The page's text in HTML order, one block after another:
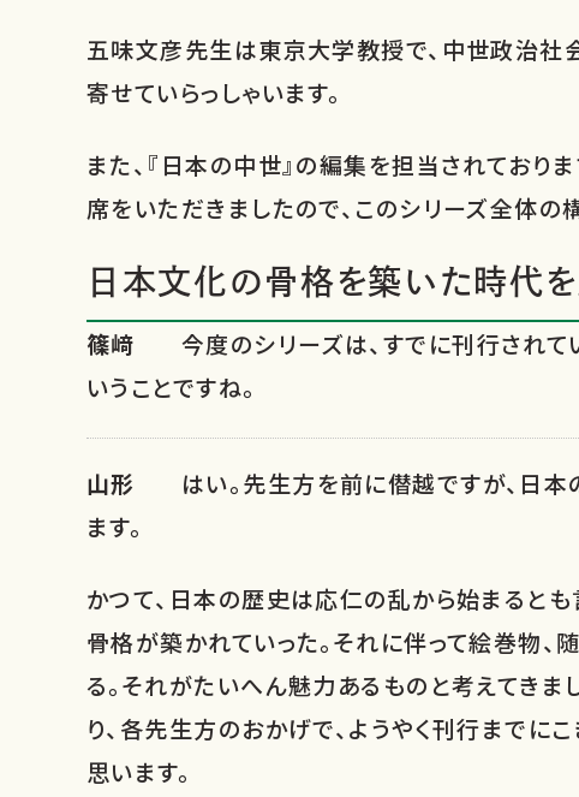
五味文彦先生は東京大学教授で、中世政治社
寄せていらっしゃいます。
また、『日本の中世』の編集を担当されてお
席をいただきましたので、このシリーズ全体の
日本文化の骨格を築いた時代
篠﨑
今度のシリーズは、すでに刊行されて
いうことですね。
山形
はい。先生方を前に僣越ですが、日
ます。
かつて、日本の歴史は応仁の乱から始まると
骨格が築かれていった。それに伴って絵巻物、
る。それがたいへん魅力あるものと考えてき
り、各先生方のおかげで、ようやく刊行までに
思います。